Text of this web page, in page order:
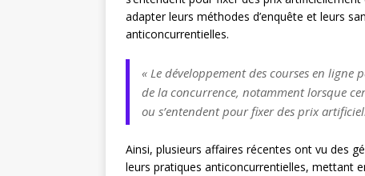
adapter leurs méthodes d’enquête et leurs
anticoncurrentielles.
« Le développement des courses en
de la concurrence, notamment lorsque
ou s’entendent pour fixer des prix
Ainsi, plusieurs affaires récentes ont vu des
leurs pratiques anticoncurrentielles, mettant